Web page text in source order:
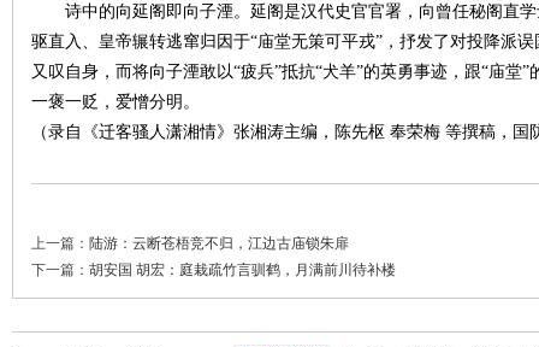
诗中的向延阁即向子湮。延阁是汉代史官官署，向曾任秘阁直学
驱直入、皇帝辗转逃窜归因于“庙堂无策可平戎”，抒发了对投降派
又叹自身，而将向子湮敢以“疲兵”抵抗“犬羊”的英勇事迹，跟“庙堂
一褒一贬，爱憎分明。
（录自《迁客骚人潇湘情》张湘涛主编，陈先枢 奉荣梅 等撰稿，国
上一篇： 陆游：云断苍梧竞不归，江边古庙锁朱扉
下一篇： 胡安国 胡宏：庭栽疏竹言驯鹤，月满前川待补楼